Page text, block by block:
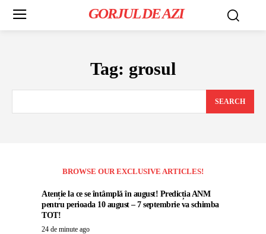
GORJUL DE AZI
Tag: grosul
SEARCH
BROWSE OUR EXCLUSIVE ARTICLES!
Atenție la ce se întâmplă în august! Predicția ANM
pentru perioada 10 august – 7 septembrie va schimba
TOT!
24 de minute ago